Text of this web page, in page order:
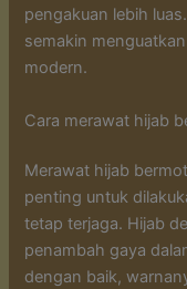
pengakuan lebih
semakin
modern.
Cara merawat hijab
Merawat hijab
penting untuk
tetap terjaga. Hijab
penambah gaya
dengan baik,